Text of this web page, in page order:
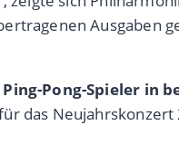
Ausgaben
Pong-Spieler in
das